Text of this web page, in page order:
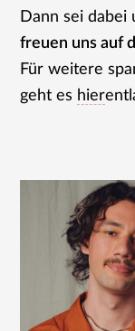
Dann sei
freuen uns auf
Für weitere
geht es hier